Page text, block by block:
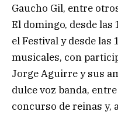
Gaucho Gil, entre
El domingo, desde
el Festival y desde
musicales, con
Jorge Aguirre y sus
dulce voz banda,
concurso de reinas y,